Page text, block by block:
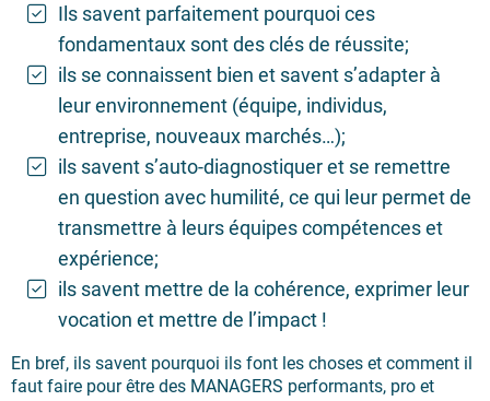
Ils savent parfaitement pourquoi ces
fondamentaux sont des clés de réussite;
ils se connaissent bien et savent s’adapter à
leur environnement (équipe, individus,
entreprise, nouveaux marchés…);
ils savent s’auto-diagnostiquer et se remettre
en question avec humilité, ce qui leur permet de
transmettre à leurs équipes compétences et
expérience;
ils savent mettre de la cohérence, exprimer leur
vocation et mettre de l’impact !
En bref, ils savent pourquoi ils font les choses et comment il
faut faire pour être des MANAGERS performants, pro et